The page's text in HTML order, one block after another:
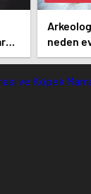
neden